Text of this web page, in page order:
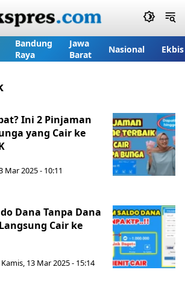
Bandung
Raya
Jawa
Barat
Nasional Ekbis
Ini 2 Pinjaman
yang Cair ke
Mar 2025 - 10:11
Dana Tanpa Dana
Cair ke
Kamis, 13 Mar 2025 - 15:14